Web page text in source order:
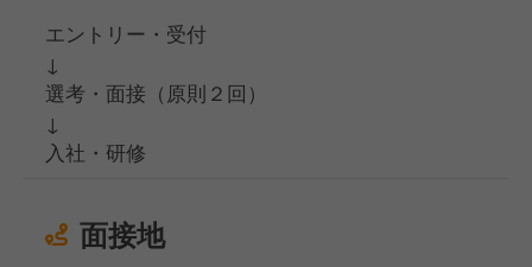
エントリー・受付
↓
選考・面接（原則２回）
↓
入社・研修
面接地